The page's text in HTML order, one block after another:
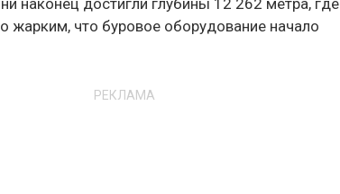
наконец достигли глубины 12 262 метра, где
жарким, что буровое оборудование начало
РЕКЛАМА